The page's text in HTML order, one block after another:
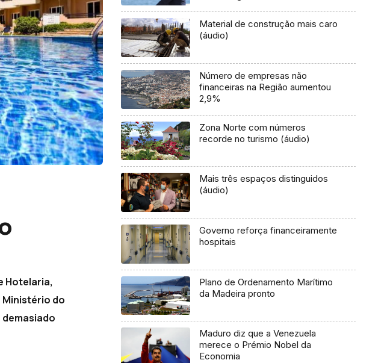
Hotelaria,
Ministério do
Material de construção mais caro
(áudio)
Número de empresas não
financeiras na Região aumentou
2,9%
Zona Norte com números
recorde no turismo (áudio)
Mais três espaços distinguidos
(áudio)
Governo reforça financeiramente
hospitais
Plano de Ordenamento Marítimo
da Madeira pronto
Maduro diz que a Venezuela
merece o Prémio Nobel da
Economia